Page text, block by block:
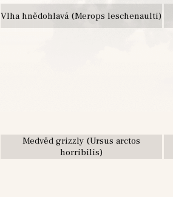
Vlha hnědohlavá (Merops leschenaulti)
Medvěd grizzly (Ursus arctos
horribilis)